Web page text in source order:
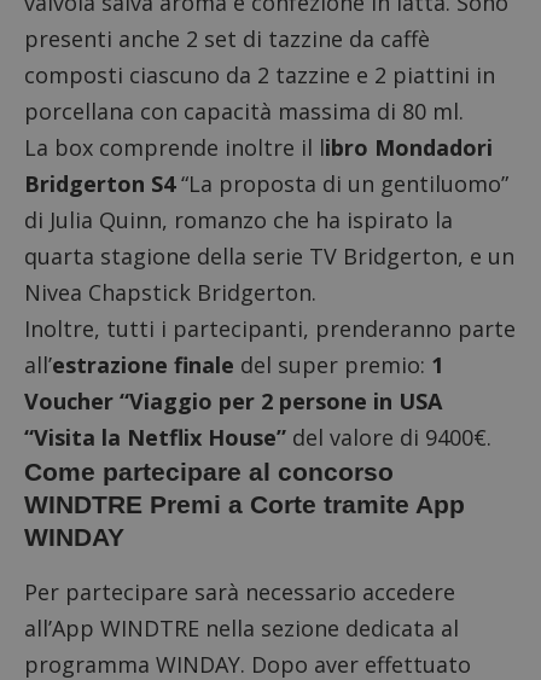
presenti anche 2 set di tazzine da caffè
composti ciascuno da 2 tazzine e 2 piattini in
porcellana con capacità massima di 80 ml.
La box comprende inoltre il libro Mondadori
Bridgerton S4“La proposta di un gentiluomo”
di Julia Quinn, romanzo che ha ispirato la
quarta stagione della serie TV Bridgerton, e un
Nivea Chapstick Bridgerton.
Inoltre, tutti i partecipanti, prenderanno parte
all’estrazione finale del super premio: 1
Voucher “Viaggio per 2 persone in USA
“Visita la Netflix House” del valore di 9400€.
Come partecipare al concorso
WINDTRE Premi a Corte tramite App
WINDAY
Per partecipare sarà necessario accedere
all’App WINDTRE nella sezione dedicata al
programma WINDAY. Dopo aver effettuato